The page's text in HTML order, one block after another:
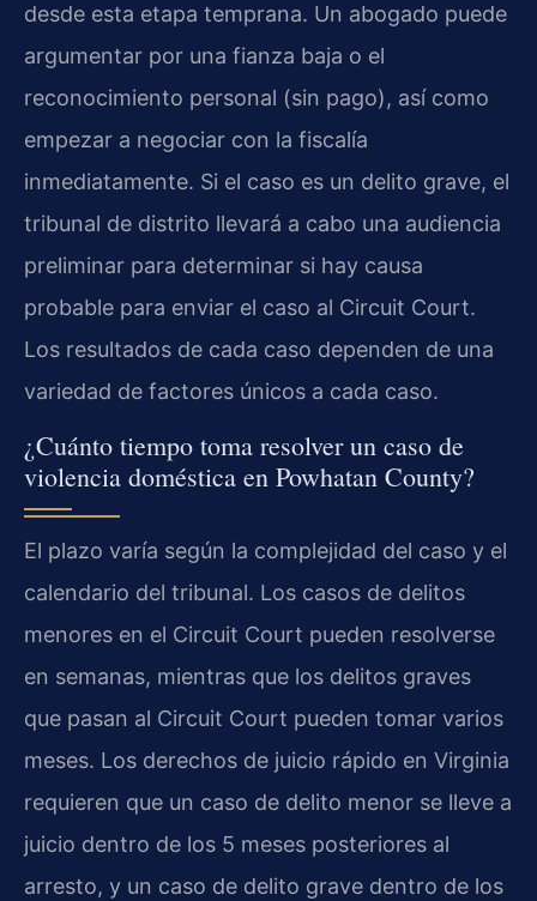
desde esta etapa temprana. Un abogado puede
argumentar por una fianza baja o el
reconocimiento personal (sin pago), así como
empezar a negociar con la fiscalía
inmediatamente. Si el caso es un delito grave, el
tribunal de distrito llevará a cabo una audiencia
preliminar para determinar si hay causa
probable para enviar el caso al Circuit Court.
Los resultados de cada caso dependen de una
variedad de factores únicos a cada caso.
¿Cuánto tiempo toma resolver un caso de
violencia doméstica en Powhatan County?
El plazo varía según la complejidad del caso y el
calendario del tribunal. Los casos de delitos
menores en el Circuit Court pueden resolverse
en semanas, mientras que los delitos graves
que pasan al Circuit Court pueden tomar varios
meses. Los derechos de juicio rápido en Virginia
requieren que un caso de delito menor se lleve a
juicio dentro de los 5 meses posteriores al
arresto, y un caso de delito grave dentro de los